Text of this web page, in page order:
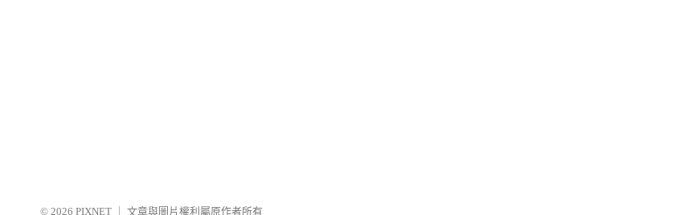
© 2026 PIXNET 文章與圖片權利屬原作者所有